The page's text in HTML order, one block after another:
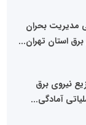
مدیریت بحران
استان تهران...
نیروی برق
آمادگی...